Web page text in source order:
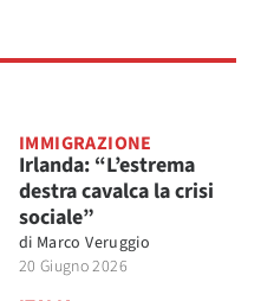
IMMIGRAZIONE
Irlanda: “L’estrema
destra cavalca la crisi
sociale”
di Marco Veruggio
20 Giugno 2026